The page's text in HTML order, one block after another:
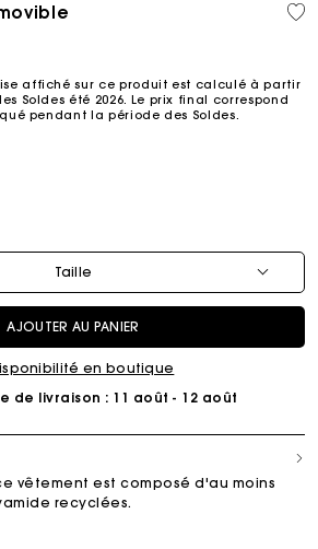
affiché sur ce produit est calculé à partir
Soldes été 2026. Le prix final correspond
pendant la période des Soldes.​
Taille
AJOUTER AU PANIER
en boutique
de livraison : 11 août - 12 août
vêtement est composé d'au moins
recyclées.